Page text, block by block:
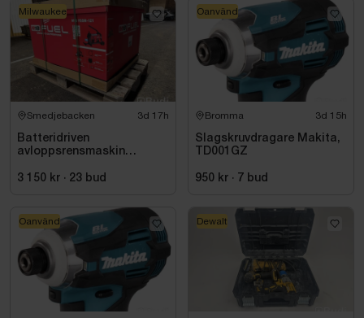
Smedjebacken 3d 17h
Batteridriven
avloppsrensmaskin
FSSM-121 | Oanvänd
3 150 kr · 23 bud
Milwaukee
Bromma 3d 15h
Slagskruvdragare Makita,
TD001GZ
950 kr · 7 bud
Oanvänd
Oanvänd Dewalt